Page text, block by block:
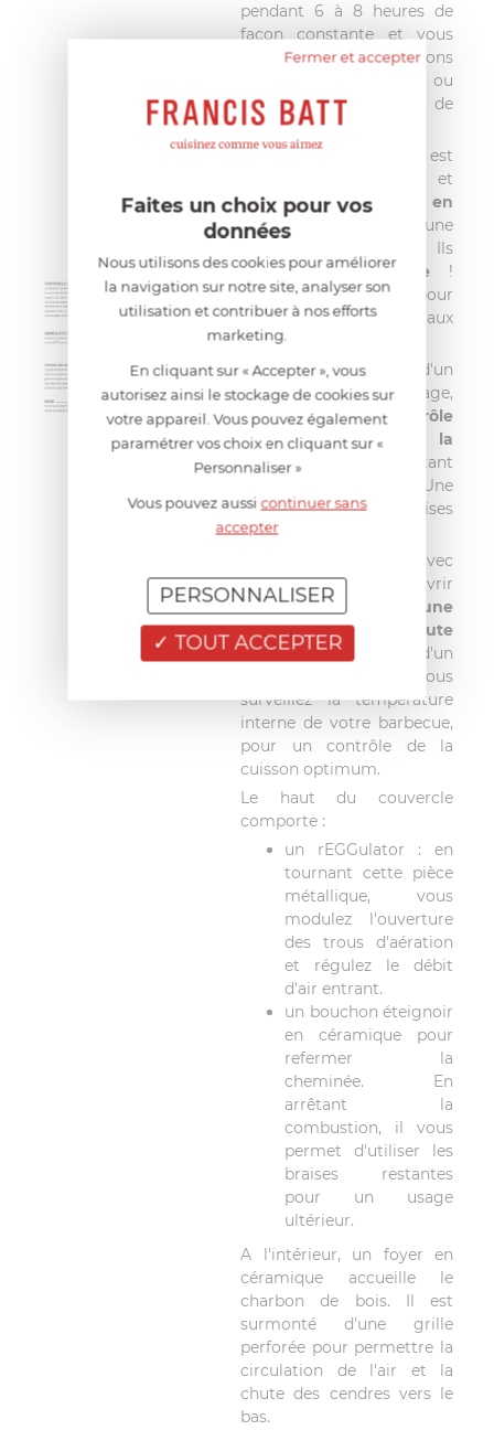
pendant 6 à 8 heures de
façon constante et vous
évitez les manipulations
salissantes à répétition ou
les approximations de
dosage.
Le Big Green Egg est
composé d'une base et
d'un couvercle en
céramique isolante
d'une
grande robustesse. Ils
sontgarantis à vie !
L'extérieur est verni pour
résister aux éclats et aux
égratignures.
La base est équipée d'un
volet de tirage,
permettantun contrôle
précis de la
température
et facilitant
le retrait des cendres. Une
grille empêche les braises
de s'échapper.
Son couvercle avec
cheminée est facile à ouvrir
et à fermer, pour
une
manipulation en toute
sécurité
. Equipée d'un
thermomètre intégré, vous
surveillez la température
interne de votre barbecue,
pour un contrôle de la
cuisson optimum.
Le haut du couvercle
comporte :
un rEGGulator : en
tournant cette pièce
métallique, vous
modulez l'ouverture
des trous d'aération
et régulez le débit
d'air entrant.
un bouchon éteignoir
en céramique pour
refermer la
cheminée. En
arrêtant la
combustion, il vous
permet d'utiliser les
braises restantes
pour un usage
ultérieur.
A l'intérieur, un foyer en
céramique accueille le
charbon de bois. Il est
surmonté d'une grille
perforée pour permettre la
circulation de l'air et la
chute des cendres vers le
bas.
Fermer et accepter
Faites un choix pour vos
données
Nous utilisons des cookies pour améliorer
la navigation sur notre site, analyser son
utilisation et contribuer à nos efforts
marketing.
En cliquant sur « Accepter », vous
autorisez ainsi le stockage de cookies sur
votre appareil. Vous pouvez également
paramétrer vos choix en cliquant sur «
Personnaliser »
Vous pouvez aussicontinuer sans
accepter
TOUT ACCEPTER
PERSONNALISER